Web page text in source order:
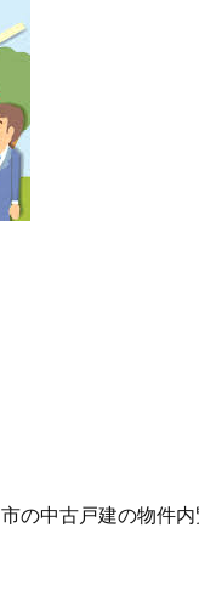
の中古戸建の物件内